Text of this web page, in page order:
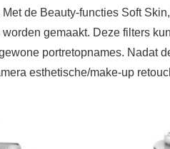
de Beauty-functies Soft
worden gemaakt. Deze filters
portretopnames. Nadat
esthetische/make-up